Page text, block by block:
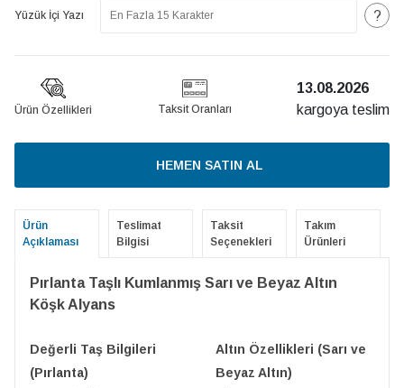
Yüzük İçi Yazı ?
Ürün Özellikleri Taksit Oranları
13.08.2026
kargoya teslim
HEMEN SATIN AL
Ürün
Açıklaması
Teslimat
Bilgisi
Taksit
Seçenekleri
Takım
Ürünleri
Pırlanta Taşlı Kumlanmış Sarı ve Beyaz Altın
Köşk Alyans
Değerli Taş Bilgileri
(Pırlanta)
Altın Özellikleri (Sarı ve
Beyaz Altın)